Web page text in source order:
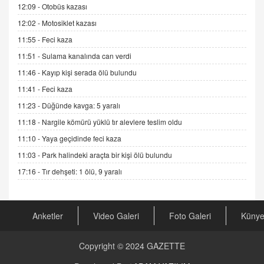
Esed Destekçilerinin Yüzüne Vurulan Şamar:
Sednaya
11.12.2024 12:30
DR. EKREM ASLAN
Gerçek Ne, Algı Ne? "Beraber Yürüyoruz"
Cümlesinin Peşinden
19.07.2025 12:45
GÖNÜL MENEKŞE
Şifacının Yolu
04.11.2025 12:56
AV. RÜMEYSA ÖZKALE
Kira Uyuşmazlıklarında Dava Açmadan Önce
23.09.2023 16:30
Değişen yapısıyla Suriye
12:09 -Otobüs kazası
12:02 - Motosiklet kazası
11:55 - Feci kaza
11:51 -Sulama kanalında can verdi
11:46 - Kayıp kişi serada ölü bulundu
11:41 - Feci kaza
11:23 - Düğünde kavga: 5 yaralı
11:18 - Nargile kömürü yüklü tır alevlere teslim oldu
11:10 -Yaya geçidinde feci kaza
11:03 - Park halindeki araçta bir kişi ölü bulundu
17:16 -Tır dehşeti: 1 ölü, 9 yaralı
Anketler Video Galeri Foto Galeri Künye
Copyright © 2024 GAZETTE